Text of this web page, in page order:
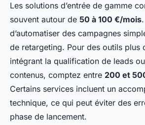
Les solutions d’entrée de gamme
souvent autour de 50 à 100 €/mois
d’automatiser des campagnes
de retargeting. Pour des outils plus
intégrant la qualification de leads
contenus, comptez entre 200 et
Certains services incluent un
technique, ce qui peut éviter des
phase de lancement.